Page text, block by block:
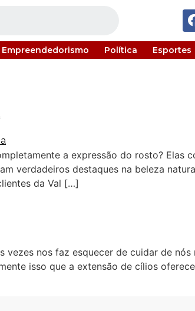
Empreendedorismo Política Esportes
a expressão do rosto? Elas
verdadeiros destaques na beleza
da Val […]
nos faz esquecer de cuidar de
isso que a extensão de cílios